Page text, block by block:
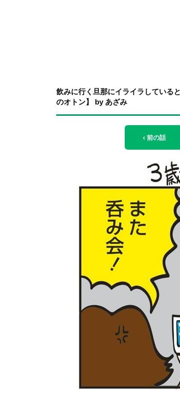
飲みに行く旦那にイライラしている
のオトン】 by あざみ
‹ 前の話